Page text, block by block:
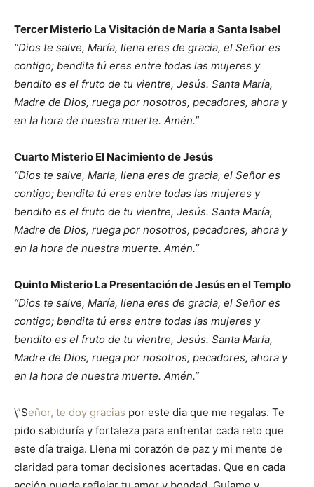
Tercer Misterio La Visitación de María a Santa Isabel
“Dios te salve, María, llena eres de gracia, el Señor es
contigo; bendita tú eres entre todas las mujeres y
bendito es el fruto de tu vientre, Jesús. Santa María,
Madre de Dios, ruega por nosotros, pecadores, ahora y
en la hora de nuestra muerte. Amén.”
Cuarto Misterio El Nacimiento de Jesús
“Dios te salve, María, llena eres de gracia, el Señor es
contigo; bendita tú eres entre todas las mujeres y
bendito es el fruto de tu vientre, Jesús. Santa María,
Madre de Dios, ruega por nosotros, pecadores, ahora y
en la hora de nuestra muerte. Amén.”
Quinto Misterio La Presentación de Jesús en el Templo
“Dios te salve, María, llena eres de gracia, el Señor es
contigo; bendita tú eres entre todas las mujeres y
bendito es el fruto de tu vientre, Jesús. Santa María,
Madre de Dios, ruega por nosotros, pecadores, ahora y
en la hora de nuestra muerte. Amén.”
\”Señor, te doy gracias por este dia que me regalas. Te
pido sabiduría y fortaleza para enfrentar cada reto que
este día traiga. Llena mi corazón de paz y mi mente de
claridad para tomar decisiones acertadas. Que en cada